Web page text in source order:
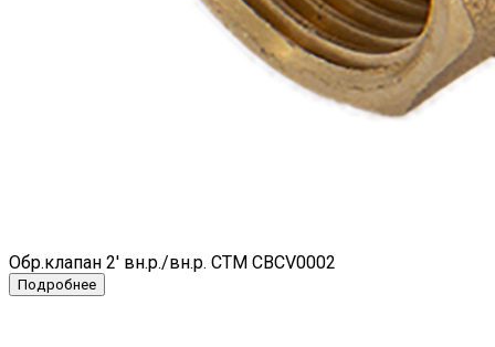
Обр.клапан 2' вн.р./вн.р. СТМ CBCV0002